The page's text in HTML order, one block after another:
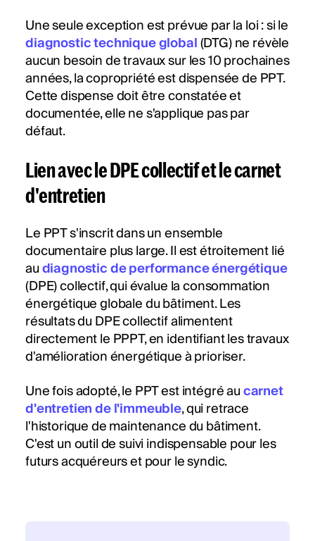
Une seule exception est prévue par la loi : si le
diagnostic technique global(DTG) ne révèle
aucun besoin de travaux sur les 10 prochaines
années, la copropriété est dispensée de PPT.
Cette dispense doit être constatée et
documentée, elle ne s'applique pas par
défaut.
Lien avec le DPE collectif et le carnet
d'entretien
Le PPT s'inscrit dans un ensemble
documentaire plus large. Il est étroitement lié
audiagnostic de performance énergétique
(DPE) collectif, qui évalue la consommation
énergétique globale du bâtiment. Les
résultats du DPE collectif alimentent
directement le PPPT, en identifiant les travaux
d'amélioration énergétique à prioriser.
Une fois adopté, le PPT est intégré aucarnet
d'entretien de l'immeuble, qui retrace
l'historique de maintenance du bâtiment.
C'est un outil de suivi indispensable pour les
futurs acquéreurs et pour le syndic.